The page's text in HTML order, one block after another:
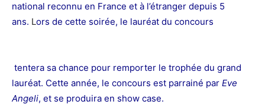
national reconnu en France et à l’étranger depuis 5
ans. Lors de cette soirée, le lauréat du concours
tentera sa chance pour remporter le trophée du grand
lauréat. Cette année, le concours est parrainé par Eve
Angeli, et se produira en show case.